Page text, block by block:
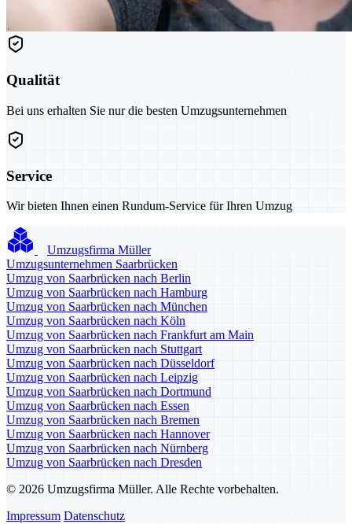
Qualität
Bei uns erhalten Sie nur die besten Umzugsunternehmen
Service
Wir bieten Ihnen einen Rundum-Service für Ihren Umzug
Umzugsfirma Müller
Umzugsunternehmen Saarbrücken
Umzug von Saarbrücken nach Berlin
Umzug von Saarbrücken nach Hamburg
Umzug von Saarbrücken nach München
Umzug von Saarbrücken nach Köln
Umzug von Saarbrücken nach Frankfurt am Main
Umzug von Saarbrücken nach Stuttgart
Umzug von Saarbrücken nach Düsseldorf
Umzug von Saarbrücken nach Leipzig
Umzug von Saarbrücken nach Dortmund
Umzug von Saarbrücken nach Essen
Umzug von Saarbrücken nach Bremen
Umzug von Saarbrücken nach Hannover
Umzug von Saarbrücken nach Nürnberg
Umzug von Saarbrücken nach Dresden
© 2026 Umzugsfirma Müller. Alle Rechte vorbehalten.
Impressum Datenschutz